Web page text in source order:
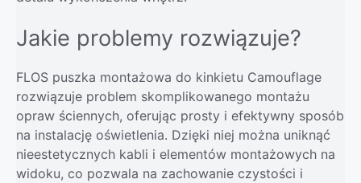
Jakie problemy rozwiązuje?
FLOS puszka montażowa do kinkietu Camouflage
rozwiązuje problem skomplikowanego montażu
opraw ściennych, oferując prosty i efektywny sposób
na instalację oświetlenia. Dzięki niej można uniknąć
nieestetycznych kabli i elementów montażowych na
widoku, co pozwala na zachowanie czystości i